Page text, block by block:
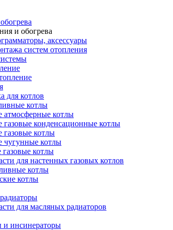
и обогрева
аксессуары
систем отопления
для котлов
котлы
атмосферные котлы
конденсационные котлы
котлы
чугунные котлы
котлы
для настенных газовых котлов
котлы
котлы
для масляных радиаторов
и инсинераторы